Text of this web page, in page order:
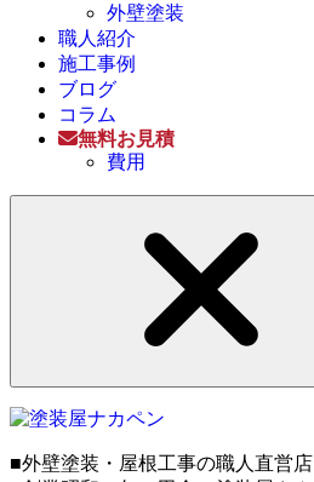
外壁塗装
職人紹介
施工事例
ブログ
コラム
無料お見積
費用
■外壁塗装・屋根工事の職人直営店